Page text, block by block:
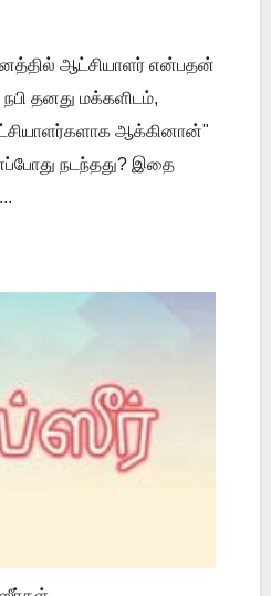
ஆட்சியாளர் என்பதன்
தனது மக்களிடம்,
ஆக்கினான்"
எப்போது நடந்தது? இதை